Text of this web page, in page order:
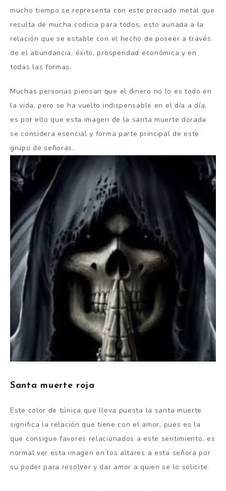
mucho tiempo se representa con este preciado metal que
resulta de mucha codicia para todos, esto aunada a la
relación que se estable con el hecho de poseer a través
de el abundancia, éxito, prosperidad económica y en
todas las formas.
Muchas personas piensan que el dinero no lo es todo en
la vida, pero se ha vuelto indispensable en el día a día,
es por ello que esta imagen de la santa muerte dorada
se considera esencial y forma parte principal de este
grupo de señoras.
Santa muerte roja
Este color de túnica que lleva puesta la santa muerte
significa la relación que tiene con el amor, pues es la
que consigue favores relacionados a este sentimiento, es
normal ver esta imagen en los altares a esta señora por
su poder para resolver y dar amor a quien se lo solicite.